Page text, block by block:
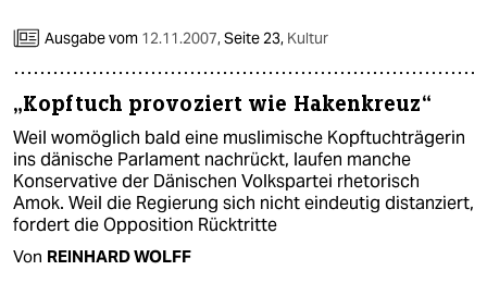
Ausgabe vom 12.11.2007,Seite 23, Kultur
„Kopftuch provoziert wie Hakenkreuz“
Weil womöglich bald eine muslimische Kopftuchträgerin
ins dänische Parlament nachrückt, laufen manche
Konservative der Dänischen Volkspartei rhetorisch
Amok. Weil die Regierung sich nicht eindeutig distanziert,
fordert die Opposition Rücktritte
Von REINHARD WOLFF